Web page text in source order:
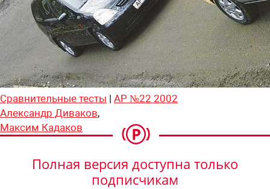
Сравнительные тесты | АР №22 2002
Александр Диваков,
Максим Кадаков
Полная версия доступна только
подписчикам